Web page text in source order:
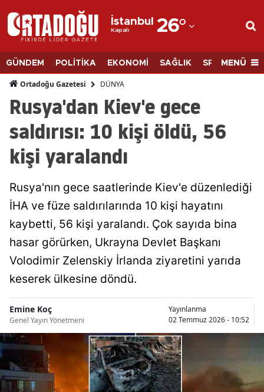
İstanbul
Kapalı 26°
Adana
Adıyaman
Afyonkarahisar
Ağrı
Amasya
Ankara
Antalya
Artvin
Aydın
Bilecik
Bingöl
Bolu
Burdur
GÜNDEM POLİTİKA EKONOMİ SAĞLIK SPORMENÜ
Ortadoğu Gazetesi DÜNYA
Rusya'dan Kiev'e gece
saldırısı: 10 kişi öldü, 56
kişi yaralandı
Rusya'nın gece saatlerinde Kiev'e düzenlediği
İHA ve füze saldırılarında 10 kişi hayatını
kaybetti, 56 kişi yaralandı. Çok sayıda bina
hasar görürken, Ukrayna Devlet Başkanı
Volodimir Zelenskiy İrlanda ziyaretini yarıda
keserek ülkesine döndü.
Emine Koç
Genel Yayın Yönetmeni
Yayınlanma
02 Temmuz 2026 - 10:52